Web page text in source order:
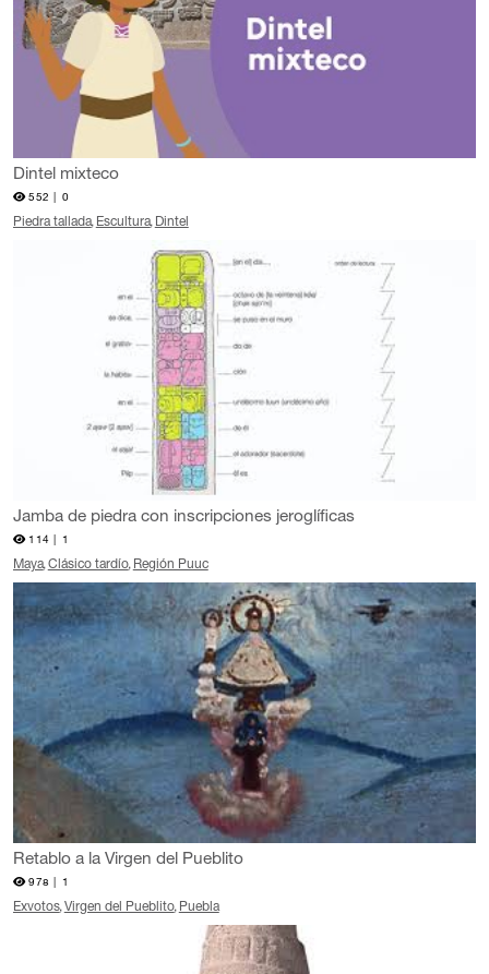
Dintel mixteco
552 | 0
Piedra tallada Escultura Dintel
Jamba de piedra con inscripciones jeroglíficas
114 | 1
Maya Clásico tardío Región Puuc
Retablo a la Virgen del Pueblito
978 | 1
Exvotos Virgen del Pueblito Puebla